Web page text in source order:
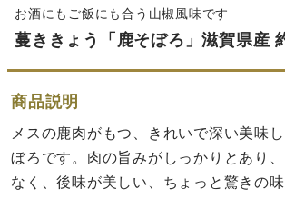
お酒にもご飯にも合う山椒風味です
蔓ききょう「鹿そぼろ」滋賀県産
商品説明
メスの鹿肉がもつ、きれいで深い美味
ぼろです。肉の旨みがしっかりとあり
なく、後味が美しい、ちょっと驚きの